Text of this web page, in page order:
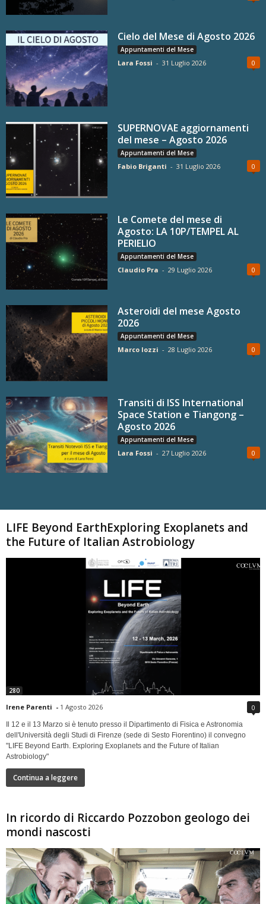
Cielo del Mese di Agosto 2026
Appuntamenti del Mese
Lara Fossi - 31 Luglio 2026 0
SUPERNOVAE aggiornamenti
del mese – Agosto 2026
Appuntamenti del Mese
Fabio Briganti - 31 Luglio 2026 0
Le Comete del mese di
Agosto: LA 10P/TEMPEL AL
PERIELIO
Appuntamenti del Mese
Claudio Pra - 29 Luglio 2026 0
Asteroidi del mese Agosto
2026
Appuntamenti del Mese
Marco Iozzi - 28 Luglio 2026 0
Transiti di ISS International
Space Station e Tiangong –
Agosto 2026
Appuntamenti del Mese
Lara Fossi - 27 Luglio 2026 0
LIFE Beyond EarthExploring Exoplanets and
the Future of Italian Astrobiology
280
Irene Parenti - 1 Agosto 2026 0
Il 12 e il 13 Marzo si è tenuto presso il Dipartimento di Fisica e Astronomia
dell'Università degli Studi di Firenze (sede di Sesto Fiorentino) il convegno
"LIFE Beyond Earth. Exploring Exoplanets and the Future of Italian
Astrobiology"
Continua a leggere
In ricordo di Riccardo Pozzobon geologo dei
mondi nascosti